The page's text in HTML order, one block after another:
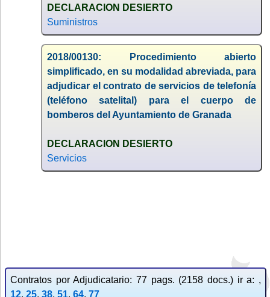
DECLARACION DESIERTO
Suministros
2018/00130: Procedimiento abierto
simplificado, en su modalidad abreviada, para
adjudicar el contrato de servicios de telefonía
(teléfono satelital) para el cuerpo de
bomberos del Ayuntamiento de Granada
DECLARACION DESIERTO
Servicios
Contratos por Adjudicatario: 77 pags. (2158 docs.) ir a: ,
12, 25, 38, 51, 64, 77